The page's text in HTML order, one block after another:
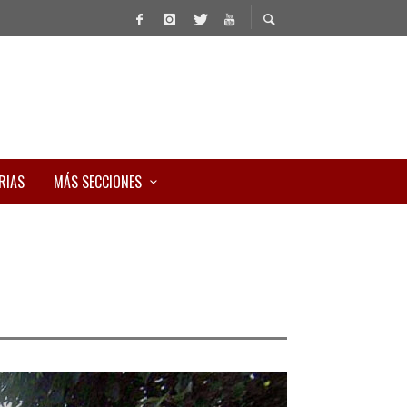
MÁS SECCIONES